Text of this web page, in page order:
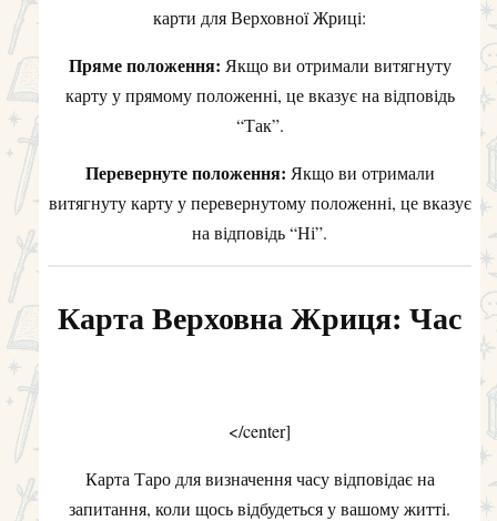
карти для Верховної Жриці:
Пряме положення: Якщо ви отримали витягнуту
карту у прямому положенні, це вказує на відповідь
“Так”.
Перевернуте положення: Якщо ви отримали
витягнуту карту у перевернутому положенні, це вказує
на відповідь “Ні”.
Карта Верховна Жриця: Час
</center]
Карта Таро для визначення часу відповідає на
запитання, коли щось відбудеться у вашому житті.